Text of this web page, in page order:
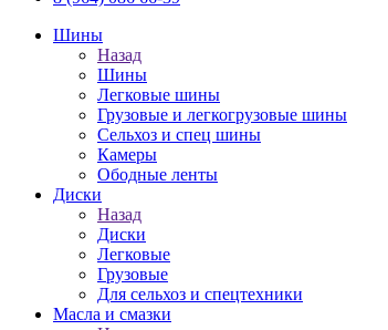
Шины
Назад
Шины
Легковые шины
Грузовые и легкогрузовые шины
Сельхоз и спец шины
Камеры
Ободные ленты
Диски
Назад
Диски
Легковые
Грузовые
Для сельхоз и спецтехники
Масла и смазки